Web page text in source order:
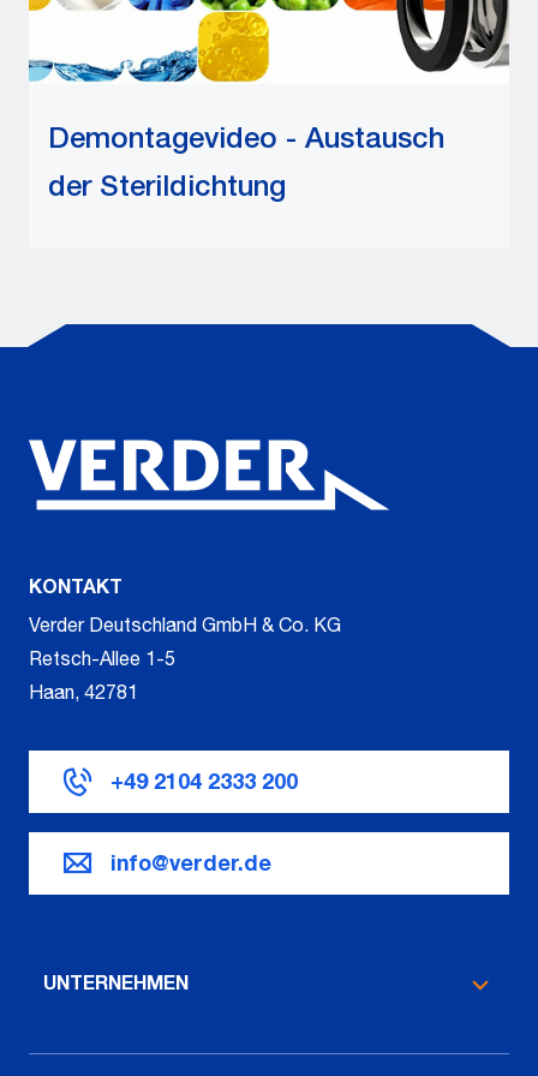
Demontagevideo - Austausch
der Sterildichtung
KONTAKT
Verder Deutschland GmbH & Co. KG
Retsch-Allee 1-5
Haan, 42781
+49 2104 2333 200
info@verder.de
UNTERNEHMEN